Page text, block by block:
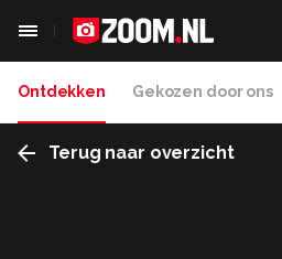
Ontdekken Gekozen door ons
Terug naar overzicht